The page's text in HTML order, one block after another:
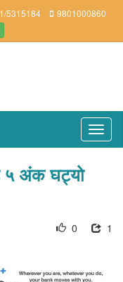
5315184 9801000860
५ अंक घट्यो
1
0